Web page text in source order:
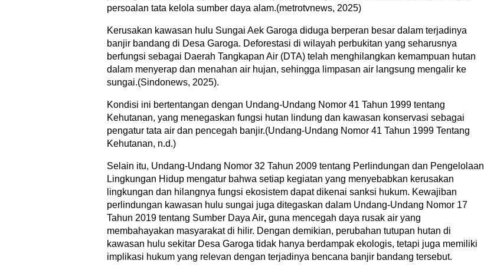
persoalan tata kelola sumber daya alam.(metrotvnews, 2025)
Kerusakan kawasan hulu Sungai Aek Garoga diduga berperan besar dalam terjadinya
banjir bandang di Desa Garoga. Deforestasi di wilayah perbukitan yang seharusnya
berfungsi sebagai Daerah Tangkapan Air (DTA) telah menghilangkan kemampuan hutan
dalam menyerap dan menahan air hujan, sehingga limpasan air langsung mengalir ke
sungai.(Sindonews, 2025).
Kondisi ini bertentangan dengan Undang-Undang Nomor 41 Tahun 1999 tentang
Kehutanan, yang menegaskan fungsi hutan lindung dan kawasan konservasi sebagai
pengatur tata air dan pencegah banjir.(Undang-Undang Nomor 41 Tahun 1999 Tentang
Kehutanan, n.d.)
Selain itu, Undang-Undang Nomor 32 Tahun 2009 tentang Perlindungan dan Pengelolaan
Lingkungan Hidup mengatur bahwa setiap kegiatan yang menyebabkan kerusakan
lingkungan dan hilangnya fungsi ekosistem dapat dikenai sanksi hukum. Kewajiban
perlindungan kawasan hulu sungai juga ditegaskan dalam Undang-Undang Nomor 17
Tahun 2019 tentang Sumber Daya Air, guna mencegah daya rusak air yang
membahayakan masyarakat di hilir. Dengan demikian, perubahan tutupan hutan di
kawasan hulu sekitar Desa Garoga tidak hanya berdampak ekologis, tetapi juga memiliki
implikasi hukum yang relevan dengan terjadinya bencana banjir bandang tersebut.